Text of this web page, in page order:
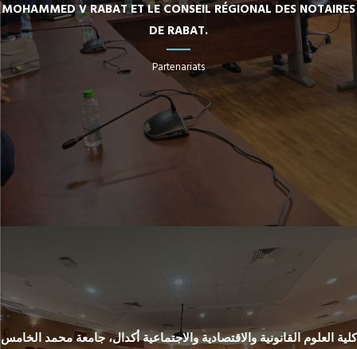
MOHAMMED V RABAT ET LE CONSEIL RÉGIONAL DES NOTAIRES
DE RABAT.
Partenariats
كلية العلوم القانونية والاقتصادية والاجتماعية أكدال، جامعة محمد الخامس